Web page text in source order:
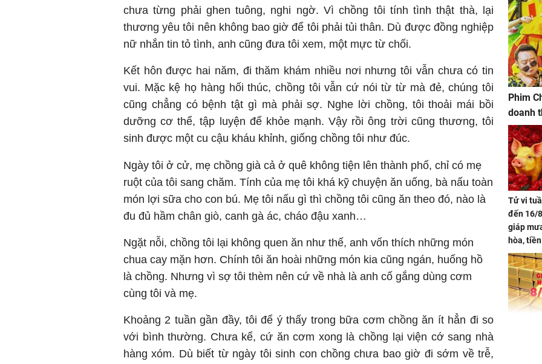
chưa từng phải ghen tuông, nghi ngờ. Vì chồng tôi tính tình thật thà, lại
thương yêu tôi nên không bao giờ để tôi phải tủi thân. Dù được đồng nghiệp
nữ nhắn tin tỏ tình, anh cũng đưa tôi xem, một mực từ chối.
Kết hôn được hai năm, đi thăm khám nhiều nơi nhưng tôi vẫn chưa có tin
vui. Mặc kệ họ hàng hối thúc, chồng tôi vẫn cứ nói từ từ mà đẻ, chúng tôi
cũng chẳng có bệnh tật gì mà phải sợ. Nghe lời chồng, tôi thoải mái bồi
dưỡng cơ thể, tập luyện để khỏe mạnh. Vậy rồi ông trời cũng thương, tôi
sinh được một cu cậu kháu khỉnh, giống chồng tôi như đúc.
Ngày tôi ở cử, mẹ chồng già cả ở quê không tiện lên thành phố, chỉ có mẹ
ruột của tôi sang chăm. Tính của mẹ tôi khá kỹ chuyện ăn uống, bà nấu toàn
món lợi sữa cho con bú. Mẹ tôi nấu gì thì chồng tôi cũng ăn theo đó, nào là
đu đủ hầm chân giò, canh gà ác, cháo đậu xanh…
Ngặt nỗi, chồng tôi lại không quen ăn như thế, anh vốn thích những món
chua cay mặn hơn. Chính tôi ăn hoài những món kia cũng ngán, huống hồ
là chồng. Nhưng vì sợ tôi thèm nên cứ về nhà là anh cố gắng dùng cơm
cùng tôi và mẹ.
Khoảng 2 tuần gần đầy, tôi để ý thấy trong bữa cơm chồng ăn ít hẳn đi so
với bình thường. Chưa kể, cứ ăn cơm xong là chồng lại viện cớ sang nhà
hàng xóm. Dù biết từ ngày tôi sinh con chồng chưa bao giờ đi sớm về trễ,
Phim
doanh
Tử vi
đến 16/
giáp
hòa,
bạc
Quý
trình